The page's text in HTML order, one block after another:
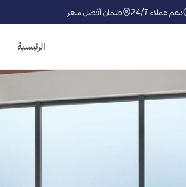
دعم عملاء 24/7 ضمان أفضل سعر
الرئيسية